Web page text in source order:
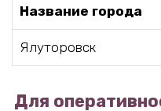
Название города
Ялуторовск
Для